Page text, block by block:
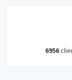
6956